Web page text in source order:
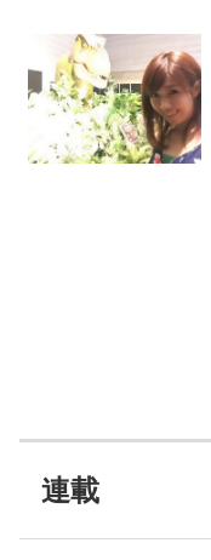
連載